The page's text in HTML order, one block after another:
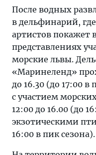
После водных
в дельфинарий,
артистов покажет
представлениях
морские львы.
«Маринеленд»
до 16.30 (до 17:00 в
с участием
12:00 до 16.00 (до
экзотическими
16:00 в пик